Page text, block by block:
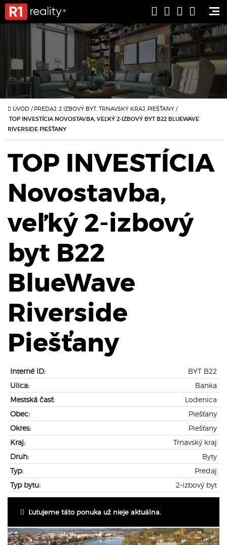
ÚVOD / PREDAJ, 2 IZBOVÝ BYT, TRNAVSKÝ KRAJ, PIEŠŤANY /
TOP INVESTÍCIA NOVOSTAVBA, VEĽKÝ 2-IZBOVÝ BYT B22 BLUEWAVE
RIVERSIDE PIEŠŤANY
TOP INVESTÍCIA
Novostavba,
veľký 2-izbový
byt B22
BlueWave
Riverside
Piešťany
Interné ID:
BYT B22
Ulica:
Banka
Mestská časť:
Lodenica
Obec:
Piešťany
Okres:
Piešťany
Kraj:
Trnavský kraj
Druh:
Byty
Typ:
Predaj
Typ bytu:
2-izbový byt
Ľutujeme táto ponuka už nieje aktuálna.